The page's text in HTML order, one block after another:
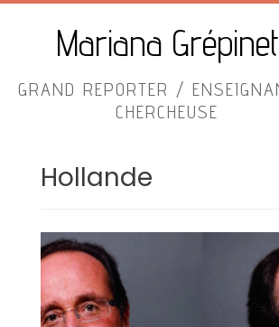
Mariana Grépinet
GRAND REPORTER /
CHERCHEUSE
Hollande